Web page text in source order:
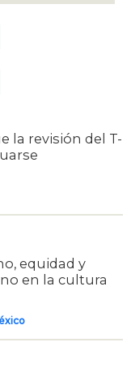
la revisión del T-
equidad y
en la cultura